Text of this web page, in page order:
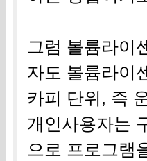
그럼 볼륨라이
자도 볼륨라이
카피 단위, 즉
개인사용자는
으로 프로그램